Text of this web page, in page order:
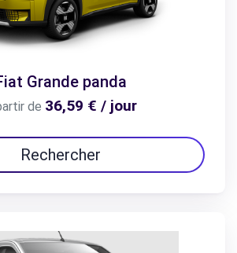
Grande panda
de 36,59 € / jour
Rechercher